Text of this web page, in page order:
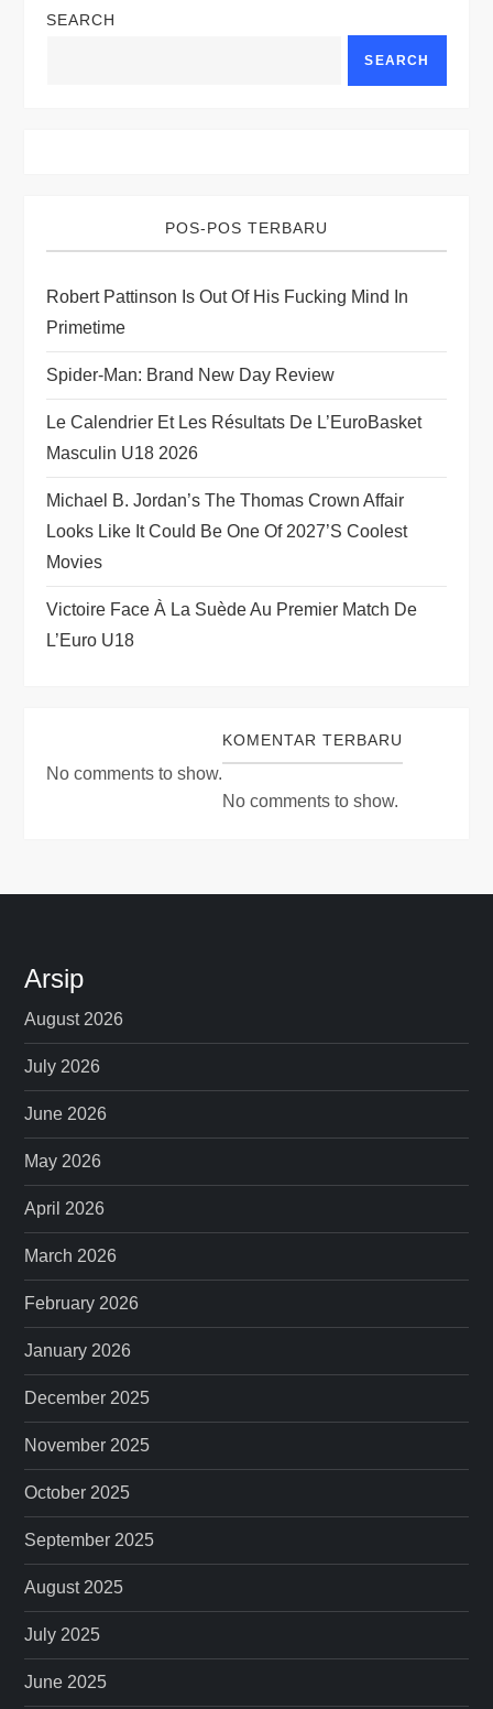
a
a
t
i
o
n
SEARCH
SEARCH
POS-POS TERBARU
Robert Pattinson Is Out Of His Fucking Mind In
Primetime
Spider-Man: Brand New Day Review
Le Calendrier Et Les Résultats De L’EuroBasket
Masculin U18 2026
Michael B. Jordan’s The Thomas Crown Affair
Looks Like It Could Be One Of 2027’s Coolest
Movies
Victoire Face À La Suède Au Premier Match De
L’Euro U18
No comments to show.
KOMENTAR TERBARU
No comments to show.
Arsip
August 2026
July 2026
June 2026
May 2026
April 2026
March 2026
February 2026
January 2026
December 2025
November 2025
October 2025
September 2025
August 2025
July 2025
June 2025